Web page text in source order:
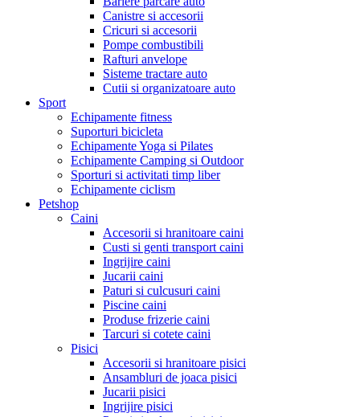
Canistre si accesorii
Cricuri si accesorii
Pompe combustibili
Rafturi anvelope
Sisteme tractare auto
Cutii si organizatoare auto
Sport
Echipamente fitness
Suporturi bicicleta
Echipamente Yoga si Pilates
Echipamente Camping si Outdoor
Sporturi si activitati timp liber
Echipamente ciclism
Petshop
Caini
Accesorii si hranitoare caini
Custi si genti transport caini
Ingrijire caini
Jucarii caini
Paturi si culcusuri caini
Piscine caini
Produse frizerie caini
Tarcuri si cotete caini
Pisici
Accesorii si hranitoare pisici
Ansambluri de joaca pisici
Jucarii pisici
Ingrijire pisici